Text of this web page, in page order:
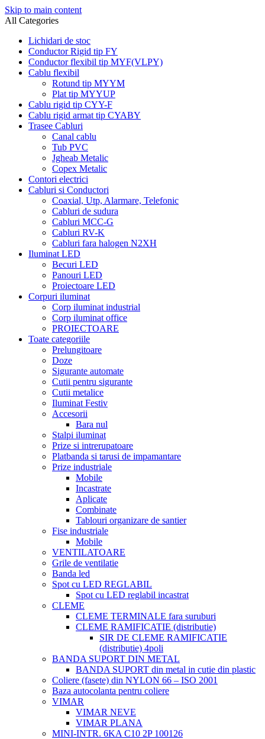
Skip to main content
All Categories
Lichidari de stoc
Conductor Rigid tip FY
Conductor flexibil tip MYF(VLPY)
Cablu flexibil
Rotund tip MYYM
Plat tip MYYUP
Cablu rigid tip CYY-F
Cablu rigid armat tip CYABY
Trasee Cabluri
Canal cablu
Tub PVC
Jgheab Metalic
Copex Metalic
Contori electrici
Cabluri si Conductori
Coaxial, Utp, Alarmare, Telefonic
Cabluri de sudura
Cabluri MCC-G
Cabluri RV-K
Cabluri fara halogen N2XH
Iluminat LED
Becuri LED
Panouri LED
Proiectoare LED
Corpuri iluminat
Corp iluminat industrial
Corp iluminat office
PROIECTOARE
Toate categoriile
Prelungitoare
Doze
Sigurante automate
Cutii pentru sigurante
Cutii metalice
Iluminat Festiv
Accesorii
Bara nul
Stalpi iluminat
Prize si intrerupatoare
Platbanda si tarusi de impamantare
Prize industriale
Mobile
Incastrate
Aplicate
Combinate
Tablouri organizare de santier
Fise industriale
Mobile
VENTILATOARE
Grile de ventilatie
Banda led
Spot cu LED REGLABIL
Spot cu LED reglabil incastrat
CLEME
CLEME TERMINALE fara suruburi
CLEME RAMIFICATIE (distributie)
SIR DE CLEME RAMIFICATIE
(distributie) 4poli
BANDA SUPORT DIN METAL
BANDA SUPORT din metal in cutie din plastic
Coliere (fasete) din NYLON 66 – ISO 2001
Baza autocolanta pentru coliere
VIMAR
VIMAR NEVE
VIMAR PLANA
MINI-INTR. 6KA C10 2P 100126